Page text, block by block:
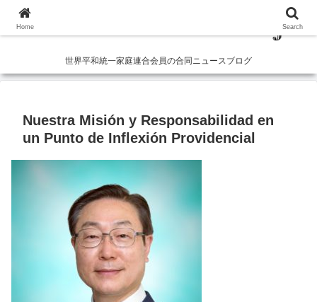
世界平和統一家庭連合会員の合同ニュースブログ
Nuestra Misión y Responsabilidad en
un Punto de Inflexión Providencial
Home Search